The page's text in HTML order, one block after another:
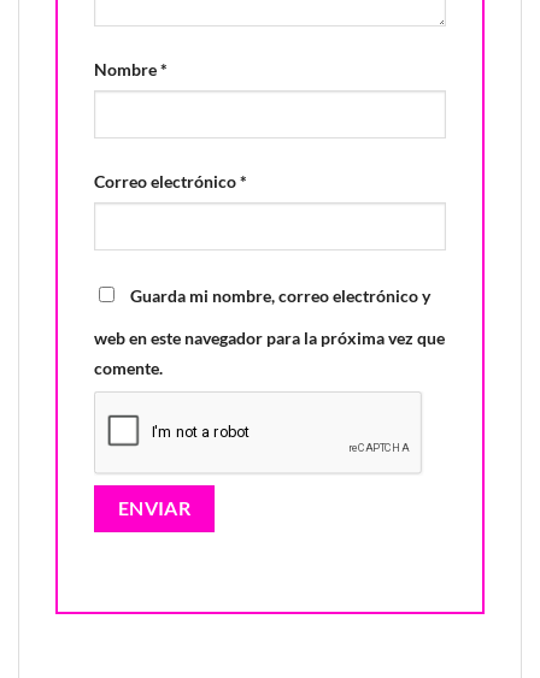
Nombre*
Correo electrónico*
Guarda mi nombre, correo electrónico y
web en este navegador para la próxima vez que
comente.